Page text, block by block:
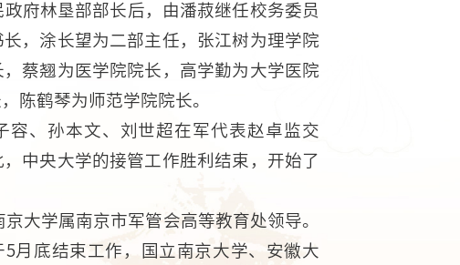
府林垦部部长后，由潘菽继任校务委员
，涂长望为二部主任，张江树为理学院
蔡翘为医学院院长，高学勤为大学医院
陈鹤琴为师范学院院长。
容、孙本文、刘世超在军代表赵卓监交
中央大学的接管工作胜利结束，开始了
大学属南京市军管会高等教育处领导。
月底结束工作，国立南京大学、安徽大